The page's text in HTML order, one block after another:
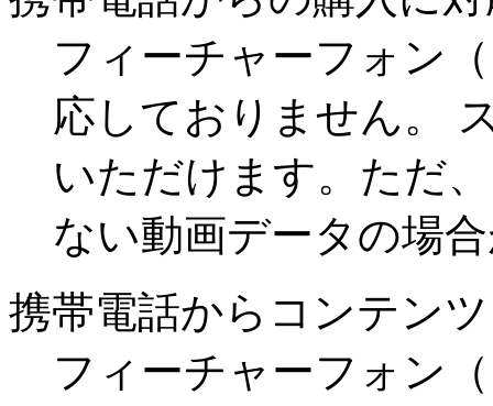
フィーチャーフォン
応しておりません。
いただけます。ただ
ない動画データの場
携帯電話からコンテン
フィーチャーフォン